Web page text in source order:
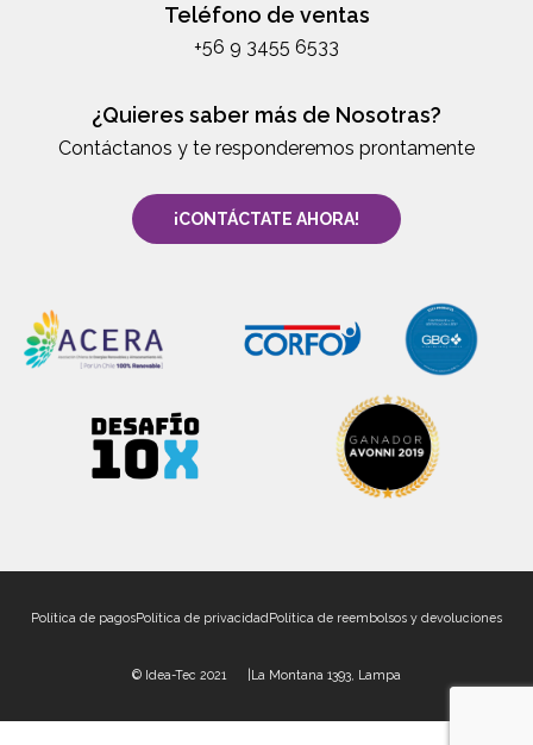
Teléfono de ventas
+56 9 3455 6533
¿Quieres saber más de Nosotras?
Contáctanos y te responderemos prontamente
¡CONTÁCTATE AHORA!
© Idea-Tec 2021 | La Montana 1393, Lampa
Política de pagosPolítica de privacidadPolítica de reembolsos y devoluciones